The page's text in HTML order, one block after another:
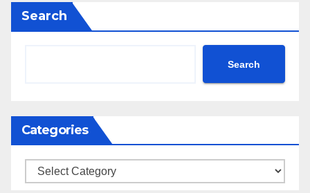
Search
Search
Categories
Categories